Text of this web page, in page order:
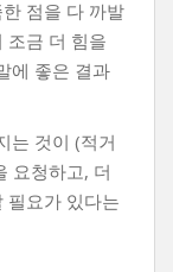
점을 다 까발
조금 더 힘을
에 좋은 결과
는 것이 (적거
요청하고, 더
필요가 있다는